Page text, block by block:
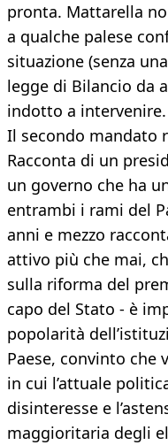
pronta. Mattarella
a qualche palese
situazione (senza
legge di Bilancio da
indotto a intervenire.
Il secondo mandato
Racconta di un
un governo che ha
entrambi i rami del
anni e mezzo
attivo più che mai,
sulla riforma del
capo del Stato - è
popolarità
Paese, convinto che
in cui l’attuale
disinteresse e
maggioritaria degli